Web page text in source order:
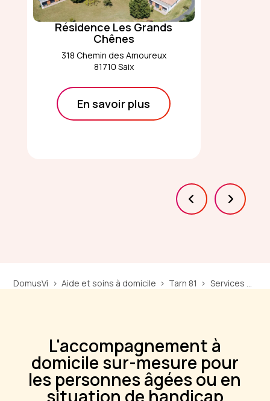
Résidence Les Grands
Chênes
318 Chemin des Amoureux
81710 Saix
En savoir plus
DomusVi Aide et soins à domicile Tarn 81 Services d'aide à domicile Albi
L'accompagnement à
domicile sur-mesure pour
les personnes âgées ou en
situation de handicap